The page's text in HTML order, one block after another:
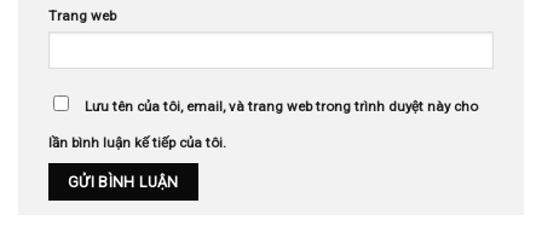
Trang web
Lưu tên của tôi, email, và trang web trong trình duyệt này cho
lần bình luận kế tiếp của tôi.